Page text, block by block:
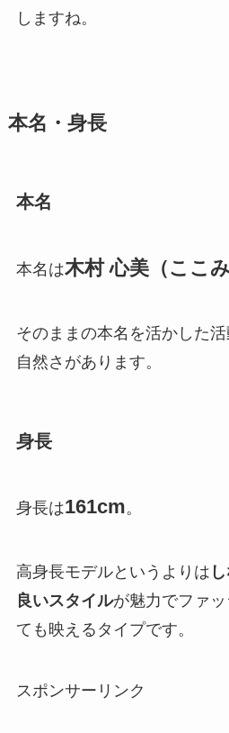
しますね。
本名・身長
本名
本名は木村 心美（ここ
そのままの本名を活かした
自然さがあります。
身長
身長は161cm。
高身長モデルというよりは
良いスタイルが魅力でファ
ても映えるタイプです。
スポンサーリンク